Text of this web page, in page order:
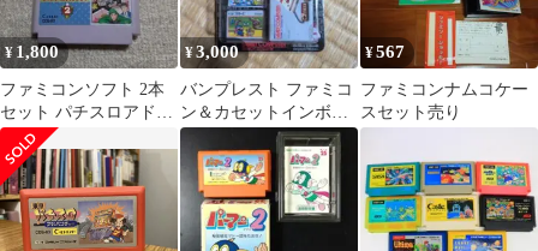
¥ 1,800
ファミコンソフト 2本
セット パチスロアドベ
ンチャー パチンコ大作
戦2
¥3,000
バンプレスト ファミコ
ン＆カセットインボッ
クスセット
¥567
ファミコンナムコケー
スセット売り